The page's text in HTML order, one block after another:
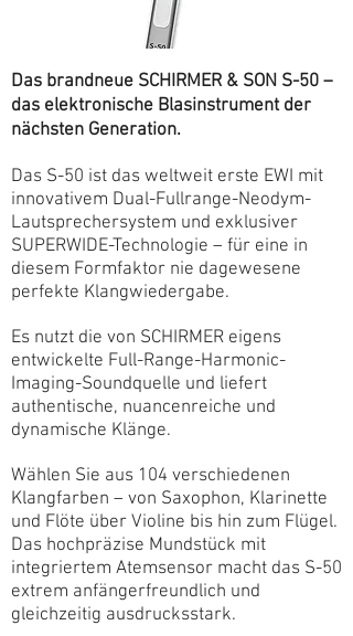
Das brandneue SCHIRMER & SON S-50 –
das elektronische Blasinstrument der
nächsten Generation.
Das S-50 ist das weltweit erste EWI mit
innovativem Dual-Fullrange-Neodym-
Lautsprechersystem und exklusiver
SUPERWIDE-Technologie – für eine in
diesem Formfaktor nie dagewesene
perfekte Klangwiedergabe.
Es nutzt die von SCHIRMER eigens
entwickelte Full-Range-Harmonic-
Imaging-Soundquelle und liefert
authentische, nuancenreiche und
dynamische Klänge.
Wählen Sie aus 104 verschiedenen
Klangfarben – von Saxophon, Klarinette
und Flöte über Violine bis hin zum Flügel.
Das hochpräzise Mundstück mit
integriertem Atemsensor macht das S-50
extrem anfängerfreundlich und
gleichzeitig ausdrucksstark.